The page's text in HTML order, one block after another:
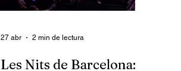
Les Nits de Barcelona: el
27 abr 2 min de lectura